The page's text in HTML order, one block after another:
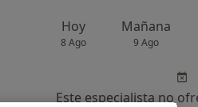
Hoy
8 Ago
Mañana
9 Ago
Este especialista no